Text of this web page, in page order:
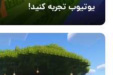
یوتیوب تجربه کنید!
41